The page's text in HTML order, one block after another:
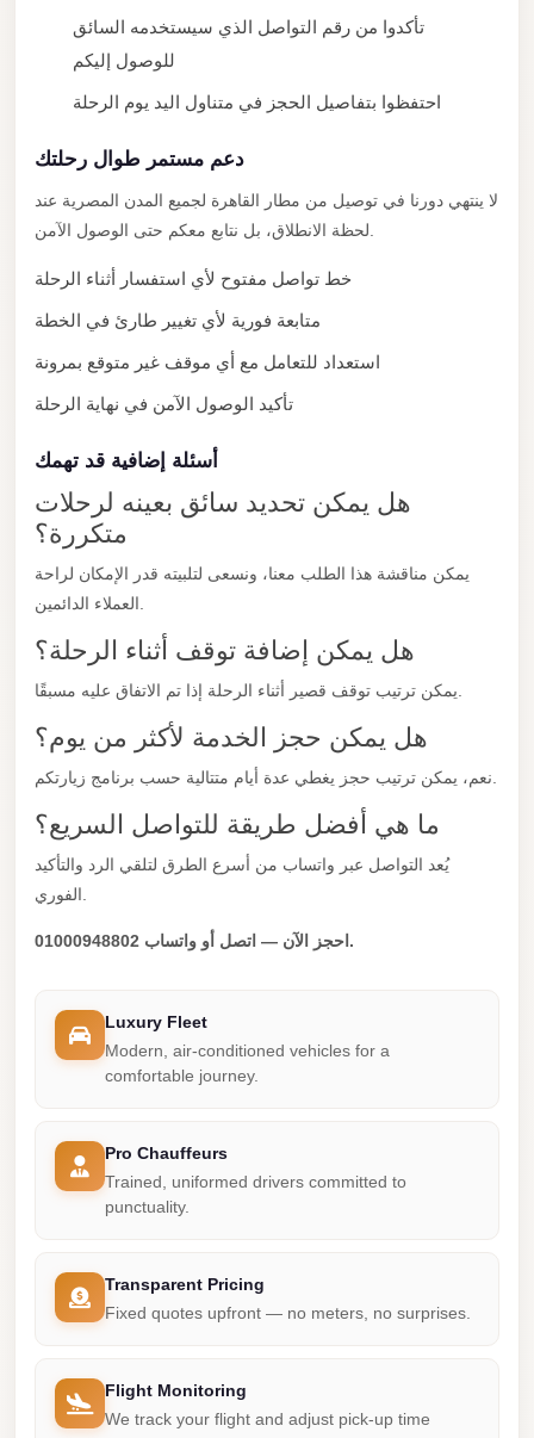
تأكدوا من رقم التواصل الذي سيستخدمه السائق
للوصول إليكم
احتفظوا بتفاصيل الحجز في متناول اليد يوم الرحلة
دعم مستمر طوال رحلتك
لا ينتهي دورنا في توصيل من مطار القاهرة لجميع المدن المصرية عند
خط تواصل مفتوح لأي استفسار أثناء الرحلة
متابعة فورية لأي تغيير طارئ في الخطة
استعداد للتعامل مع أي موقف غير متوقع بمرونة
تأكيد الوصول الآمن في نهاية الرحلة
أسئلة إضافية قد تهمك
هل يمكن تحديد سائق بعينه لرحلات
متكررة؟
يمكن مناقشة هذا الطلب معنا، ونسعى لتلبيته قدر الإمكان لراحة
هل يمكن إضافة توقف أثناء الرحلة؟
هل يمكن حجز الخدمة لأكثر من يوم؟
ما هي أفضل طريقة للتواصل السريع؟
يُعد التواصل عبر واتساب من أسرع الطرق لتلقي الرد والتأكيد
احجز الآن — اتصل أو واتساب 01000948802.
Luxury Fleet
Modern, air-conditioned vehicles for a
comfortable journey.
Pro Chauffeurs
Trained, uniformed drivers committed to
punctuality.
Transparent Pricing
Fixed quotes upfront — no meters, no surprises.
Flight Monitoring
We track your flight and adjust pick-up time
Limousine
Mohandessin
Mercedes
Mercedes
Rental
with
Driver
Mercedes
Rental
Marsa
Matrouh
Taxi
Marsa
Matrouh
Limousine
Mansoura
Limousine
Service
Mansoura
Limousine
Limousine
Madinaty
Limousine
Limousine
Limousine